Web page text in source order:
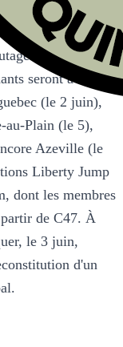
attirer, le
dizaines de
de moindre
seront à
(le 2 juin),
au-Plain (le 5),
Azeville (le
Liberty Jump
dont les membres
partir de C47. À
le 3 juin,
d'un